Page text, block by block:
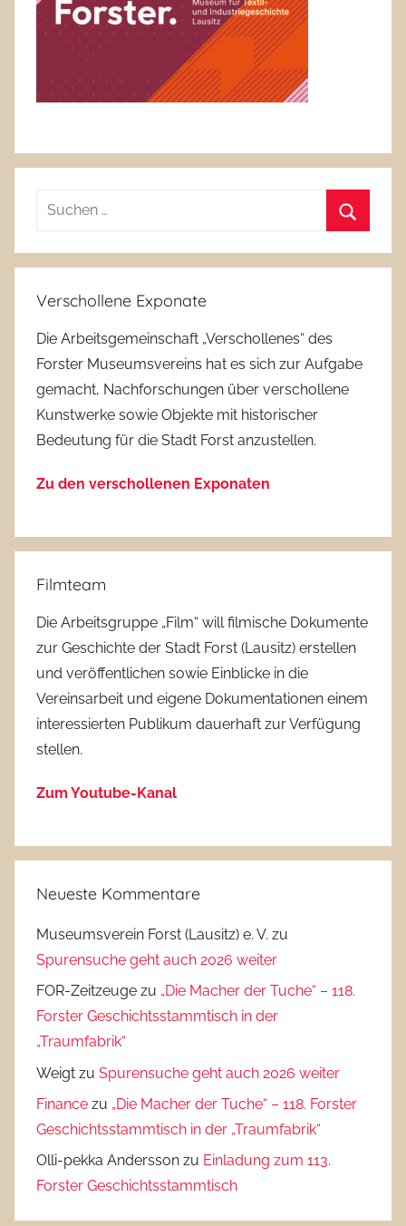
Suchen
Verschollene Exponate
Die Arbeitsgemeinschaft „Verschollenes“ des
Forster Museumsvereins hat es sich zur Aufgabe
gemacht, Nachforschungen über verschollene
Kunstwerke sowie Objekte mit historischer
Bedeutung für die Stadt Forst anzustellen.
Zu den verschollenen Exponaten
Filmteam
Die Arbeitsgruppe „Film“ will filmische Dokumente
zur Geschichte der Stadt Forst (Lausitz) erstellen
und veröffentlichen sowie Einblicke in die
Vereinsarbeit und eigene Dokumentationen einem
interessierten Publikum dauerhaft zur Verfügung
stellen.
Zum Youtube-Kanal
Neueste Kommentare
Museumsverein Forst (Lausitz) e. V. zu
Spurensuche geht auch 2026 weiter
FOR-Zeitzeuge zu „Die Macher der Tuche“ – 118.
Forster Geschichtsstammtisch in der
„Traumfabrik“
Weigt zu Spurensuche geht auch 2026 weiter
Finance zu „Die Macher der Tuche“ – 118. Forster
Geschichtsstammtisch in der „Traumfabrik“
Olli-pekka Andersson zu Einladung zum 113.
Forster Geschichtsstammtisch